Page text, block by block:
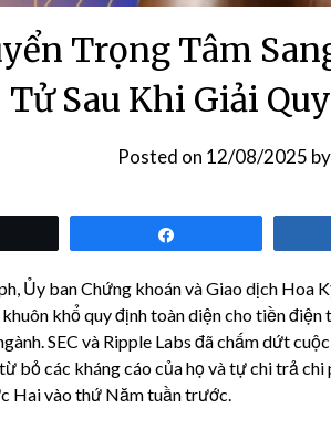
Trọng Tâm
Tử Sau Khi Giải
Posted on 12/08/2025 by
Ủy ban Chứng khoán và Giao dịch Hoa
khổ quy định toàn diện cho tiền
SEC và Ripple Labs đã chấm dứt
bỏ các kháng cáo của họ và tự chi trả
Hai vào thứ Năm tuần trước.